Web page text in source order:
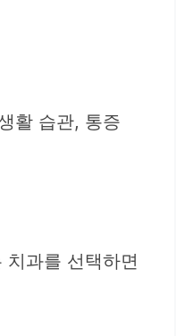
활 습관, 통증
과를 선택하면